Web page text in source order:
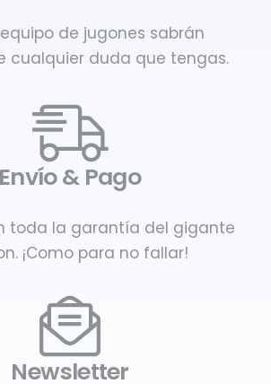
de jugones sabrán
cualquier duda que tengas.
Envío & Pago
toda la garantía del gigante
¡Como para no fallar!
Newsletter